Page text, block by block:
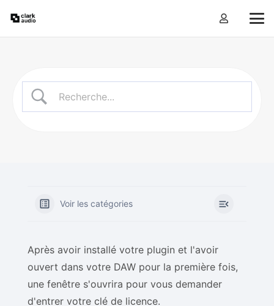
Voir les catégories
Après avoir installé votre plugin et l'avoir
ouvert dans votre DAW pour la première fois,
une fenêtre s'ouvrira pour vous demander
d'entrer votre clé de licence.